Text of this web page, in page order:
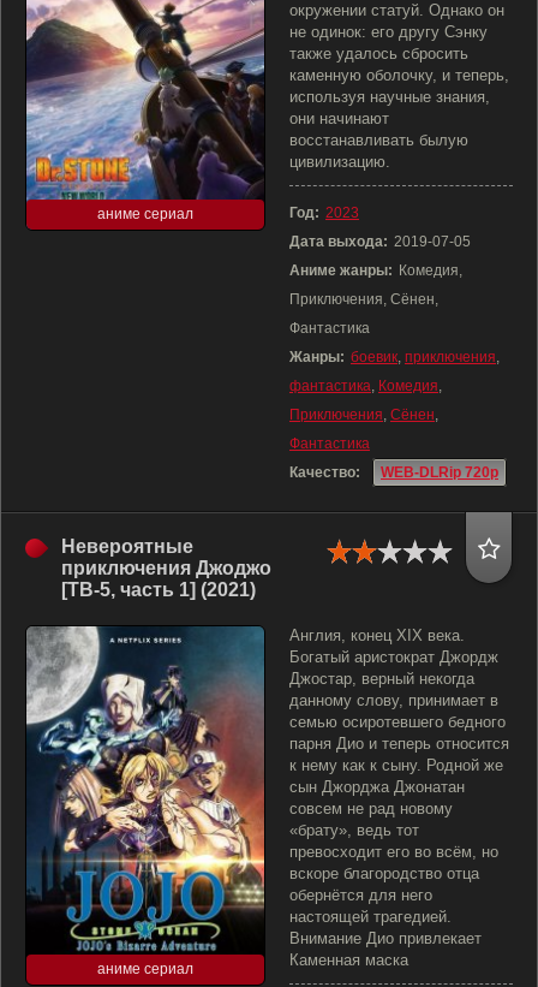
аниме сериал
окружении статуй. Однако он
не одинок: его другу Сэнку
также удалось сбросить
каменную оболочку, и теперь,
используя научные знания,
они начинают
восстанавливать былую
цивилизацию.
Год: 2023
Дата выхода: 2019-07-05
Аниме жанры: Комедия,
Приключения, Сёнен,
Фантастика
Жанры: боевик, приключения,
фантастика, Комедия,
Приключения, Сёнен,
Фантастика
Качество:
WEB-DLRip 720p
Невероятные
приключения Джоджо
[ТВ-5, часть 1] (2021)
аниме сериал
Англия, конец XIX века.
Богатый аристократ Джордж
Джостар, верный некогда
данному слову, принимает в
семью осиротевшего бедного
парня Дио и теперь относится
к нему как к сыну. Родной же
сын Джорджа Джонатан
совсем не рад новому
«брату», ведь тот
превосходит его во всём, но
вскоре благородство отца
обернётся для него
настоящей трагедией.
Внимание Дио привлекает
Каменная маска